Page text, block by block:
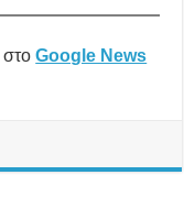
στοGoogle News